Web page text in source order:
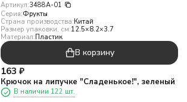
Артикул:3488A-01
Серия:Фрукты
Страна производства:Китай
Размер упаковки, см:12.5×8.2×3.7
Материал:Пластик
В корзину
163 ₽
Крючок на липучке "Сладенькое!", зеленый
В наличии 122 шт.